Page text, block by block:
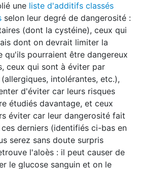
une liste d'additifs classés
selon leur degré de dangerosité :
(dont la cystéine), ceux qui
dont on devrait limiter la
qu'ils pourraient être dangereux
ceux qui sont à éviter par
intolérantes, etc.),
d'éviter car leurs risques
étudiés davantage, et ceux
éviter car leur dangerosité fait
derniers (identifiés ci-bas en
serez sans doute surpris
l'aloès : il peut causer de
le glucose sanguin et on le